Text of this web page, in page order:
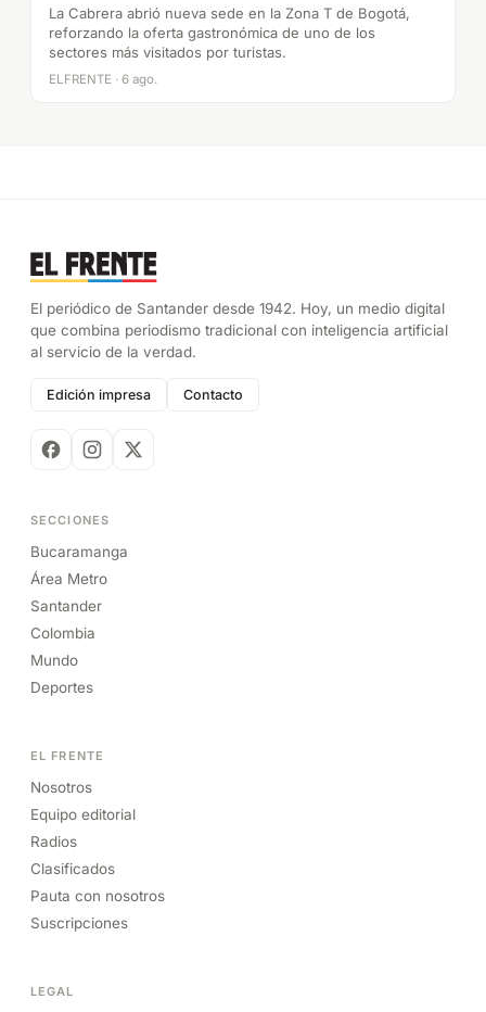
La Cabrera abrió nueva sede en la Zona T de Bogotá,
reforzando la oferta gastronómica de uno de los
sectores más visitados por turistas.
ELFRENTE · 6 ago.
El periódico de Santander desde 1942. Hoy, un medio digital
que combina periodismo tradicional con inteligencia artificial
al servicio de la verdad.
Edición impresa Contacto
SECCIONES
Bucaramanga
Área Metro
Santander
Colombia
Mundo
Deportes
EL FRENTE
Nosotros
Equipo editorial
Radios
Clasificados
Pauta con nosotros
Suscripciones
LEGAL